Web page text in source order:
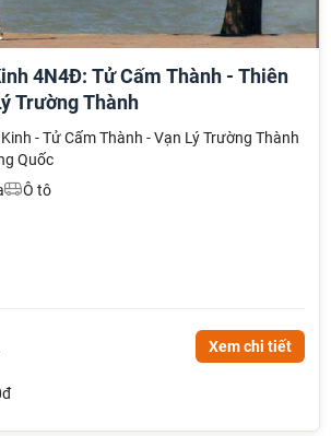
4N4Đ: Tử Cấm Thành - Thiên
Trường Thành
- Tử Cấm Thành - Vạn Lý Trường Thành
Quốc
Ô tô
Xem chi tiết